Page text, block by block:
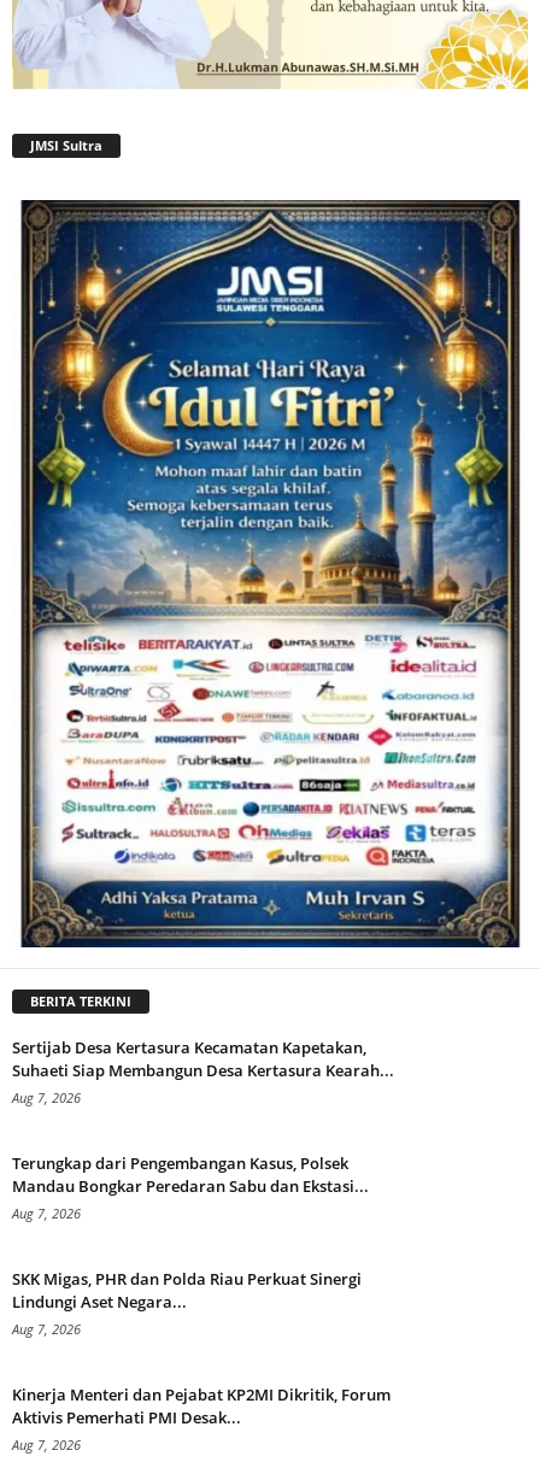
JMSI Sultra
BERITA TERKINI
Sertijab Desa Kertasura Kecamatan Kapetakan,
Suhaeti Siap Membangun Desa Kertasura Kearah...
Aug 7, 2026
Terungkap dari Pengembangan Kasus, Polsek
Mandau Bongkar Peredaran Sabu dan Ekstasi...
Aug 7, 2026
SKK Migas, PHR dan Polda Riau Perkuat Sinergi
Lindungi Aset Negara...
Aug 7, 2026
Kinerja Menteri dan Pejabat KP2MI Dikritik, Forum
Aktivis Pemerhati PMI Desak...
Aug 7, 2026